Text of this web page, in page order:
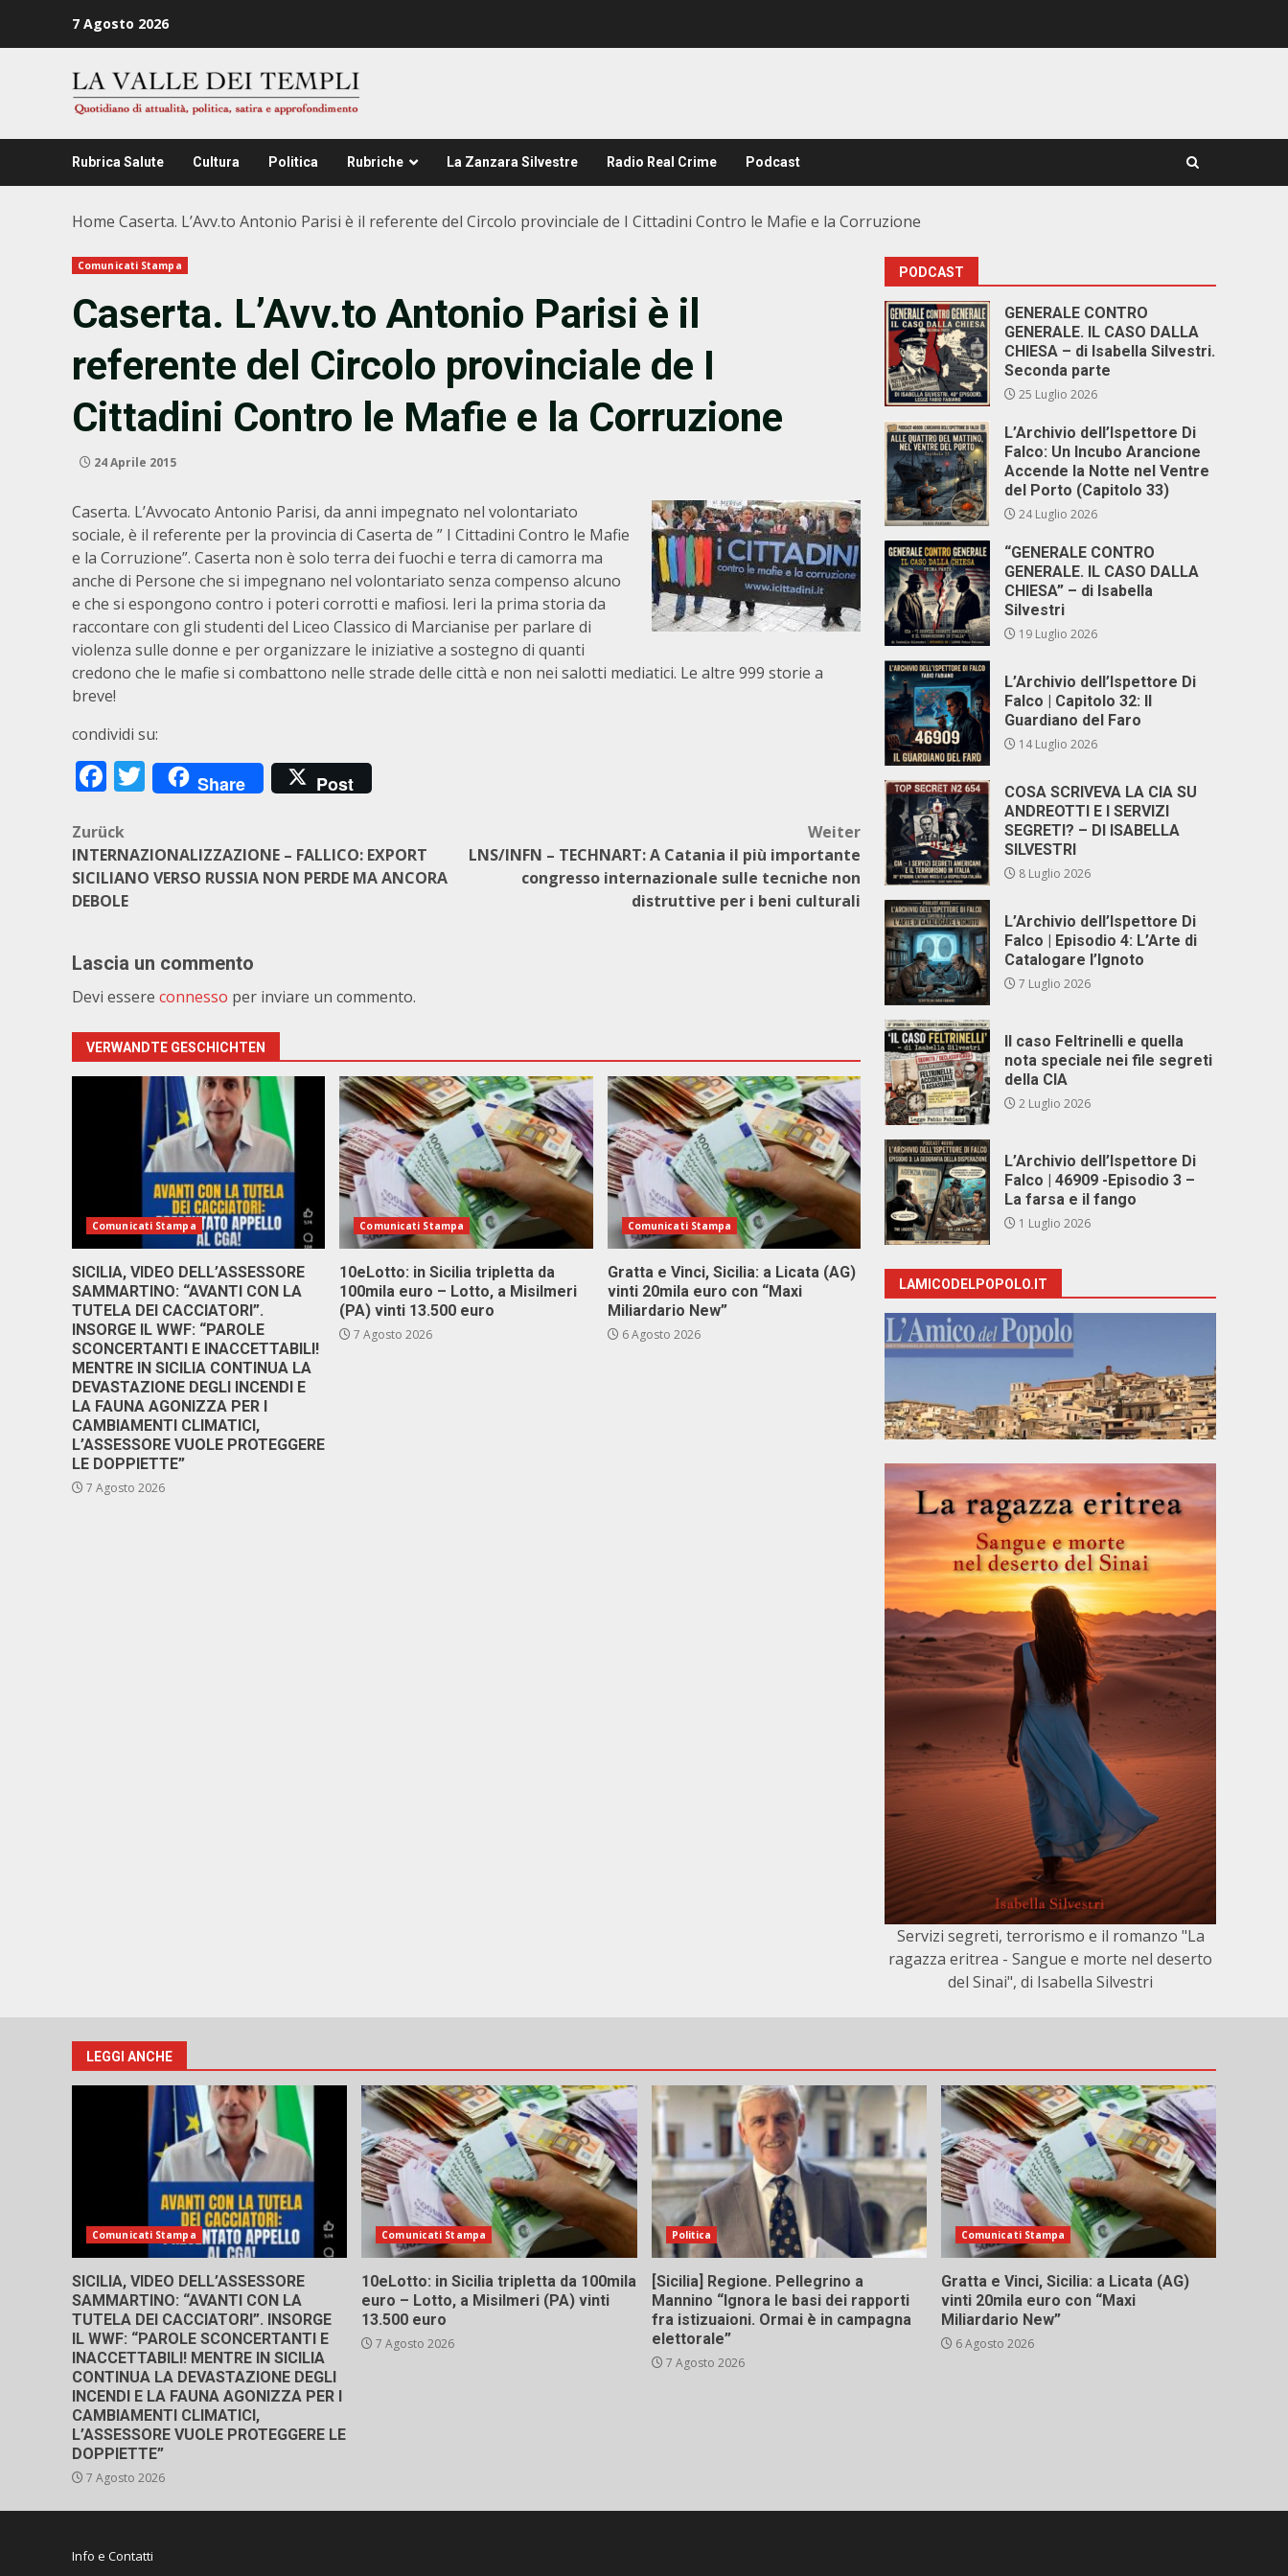
7 Agosto 2026
Rubrica Salute Cultura Politica Rubriche La Zanzara Silvestre Radio Real Crime Podcast
Home Caserta. L’Avv.to Antonio Parisi è il referente del Circolo provinciale de I Cittadini Contro le Mafie e la Corruzione
Comunicati Stampa
Caserta. L’Avv.to Antonio Parisi è il
referente del Circolo provinciale de I
Cittadini Contro le Mafie e la Corruzione
24 Aprile 2015
Caserta. L’Avvocato Antonio Parisi, da anni impegnato nel volontariato
sociale, è il referente per la provincia di Caserta de ” I Cittadini Contro le Mafie
e la Corruzione”. Caserta non è solo terra dei fuochi e terra di camorra ma
anche di Persone che si impegnano nel volontariato senza compenso alcuno
e che si espongono contro i poteri corrotti e mafiosi. Ieri la prima storia da
raccontare con gli studenti del Liceo Classico di Marcianise per parlare di
violenza sulle donne e per organizzare le iniziative a sostegno di quanti
credono che le mafie si combattono nelle strade delle città e non nei salotti mediatici. Le altre 999 storie a
breve!
condividi su:
Facebook
Twitter
Share Post
Beitragsnavigation
Zurück
INTERNAZIONALIZZAZIONE – FALLICO: EXPORT
SICILIANO VERSO RUSSIA NON PERDE MA ANCORA
DEBOLE
Weiter
LNS/INFN – TECHNART: A Catania il più importante
congresso internazionale sulle tecniche non
distruttive per i beni culturali
Lascia un commento
Devi essere connesso per inviare un commento.
VERWANDTE GESCHICHTEN
Comunicati Stampa
SICILIA, VIDEO DELL’ASSESSORE
SAMMARTINO: “AVANTI CON LA
TUTELA DEI CACCIATORI”.
INSORGE IL WWF: “PAROLE
SCONCERTANTI E INACCETTABILI!
MENTRE IN SICILIA CONTINUA LA
DEVASTAZIONE DEGLI INCENDI E
LA FAUNA AGONIZZA PER I
CAMBIAMENTI CLIMATICI,
L’ASSESSORE VUOLE PROTEGGERE
LE DOPPIETTE”
7 Agosto 2026
Comunicati Stampa
10eLotto: in Sicilia tripletta da
100mila euro – Lotto, a Misilmeri
(PA) vinti 13.500 euro
7 Agosto 2026
Comunicati Stampa
Gratta e Vinci, Sicilia: a Licata (AG)
vinti 20mila euro con “Maxi
Miliardario New”
6 Agosto 2026
PODCAST
GENERALE CONTRO
GENERALE. IL CASO DALLA
CHIESA – di Isabella Silvestri.
Seconda parte
25 Luglio 2026
L’Archivio dell’Ispettore Di
Falco: Un Incubo Arancione
Accende la Notte nel Ventre
del Porto (Capitolo 33)
24 Luglio 2026
“GENERALE CONTRO
GENERALE. IL CASO DALLA
CHIESA” – di Isabella
Silvestri
19 Luglio 2026
L’Archivio dell’Ispettore Di
Falco | Capitolo 32: Il
Guardiano del Faro
14 Luglio 2026
COSA SCRIVEVA LA CIA SU
ANDREOTTI E I SERVIZI
SEGRETI? – DI ISABELLA
SILVESTRI
8 Luglio 2026
L’Archivio dell’Ispettore Di
Falco | Episodio 4: L’Arte di
Catalogare l’Ignoto
7 Luglio 2026
Il caso Feltrinelli e quella
nota speciale nei file segreti
della CIA
2 Luglio 2026
L’Archivio dell’Ispettore Di
Falco | 46909 -Episodio 3 –
La farsa e il fango
1 Luglio 2026
LAMICODELPOPOLO.IT
Servizi segreti, terrorismo e il romanzo "La
ragazza eritrea - Sangue e morte nel deserto
del Sinai", di Isabella Silvestri
LEGGI ANCHE
Comunicati Stampa
SICILIA, VIDEO DELL’ASSESSORE
SAMMARTINO: “AVANTI CON LA
TUTELA DEI CACCIATORI”. INSORGE
IL WWF: “PAROLE SCONCERTANTI E
INACCETTABILI! MENTRE IN SICILIA
CONTINUA LA DEVASTAZIONE DEGLI
INCENDI E LA FAUNA AGONIZZA PER I
CAMBIAMENTI CLIMATICI,
L’ASSESSORE VUOLE PROTEGGERE LE
DOPPIETTE”
7 Agosto 2026
Comunicati Stampa
10eLotto: in Sicilia tripletta da 100mila
euro – Lotto, a Misilmeri (PA) vinti
13.500 euro
7 Agosto 2026
Politica
[Sicilia] Regione. Pellegrino a
Mannino “Ignora le basi dei rapporti
fra istizuaioni. Ormai è in campagna
elettorale”
7 Agosto 2026
Comunicati Stampa
Gratta e Vinci, Sicilia: a Licata (AG)
vinti 20mila euro con “Maxi
Miliardario New”
6 Agosto 2026
Info e Contatti